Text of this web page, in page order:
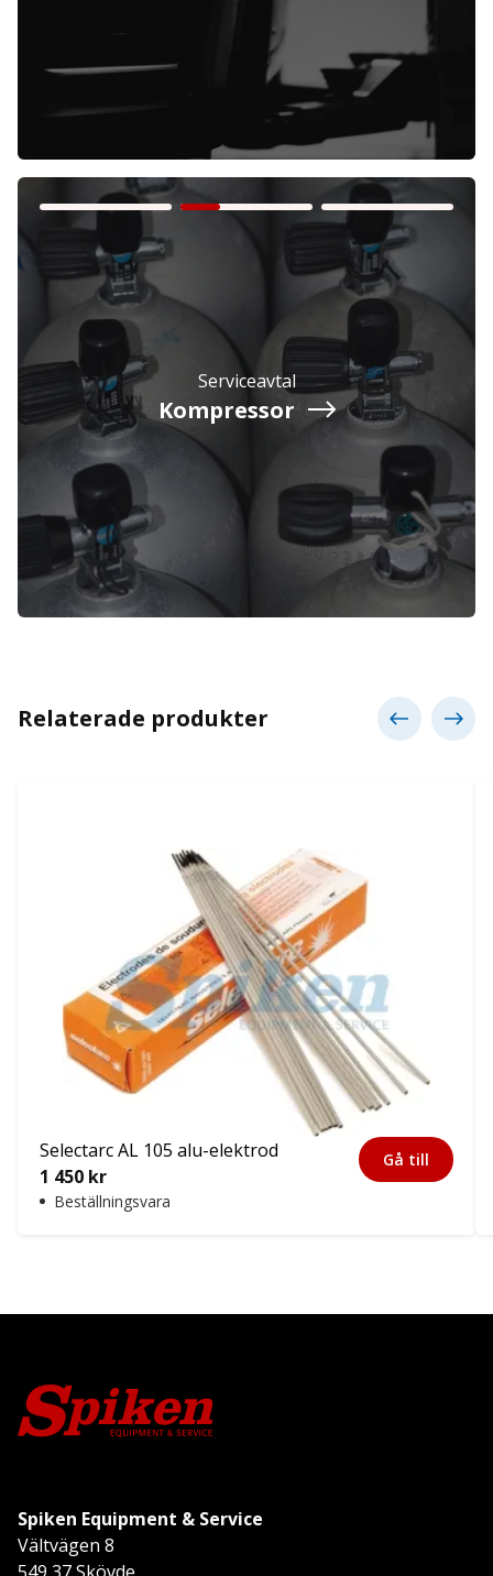
Företag Exkl. moms
Privatperson Inkl. moms
Serviceavtal
Kompressor
Relaterade produkter
Selectarc AL 105 alu-elektrod
1 450 kr
Beställningsvara
Gå till
Spiken Equipment & Service
Vältvägen 8